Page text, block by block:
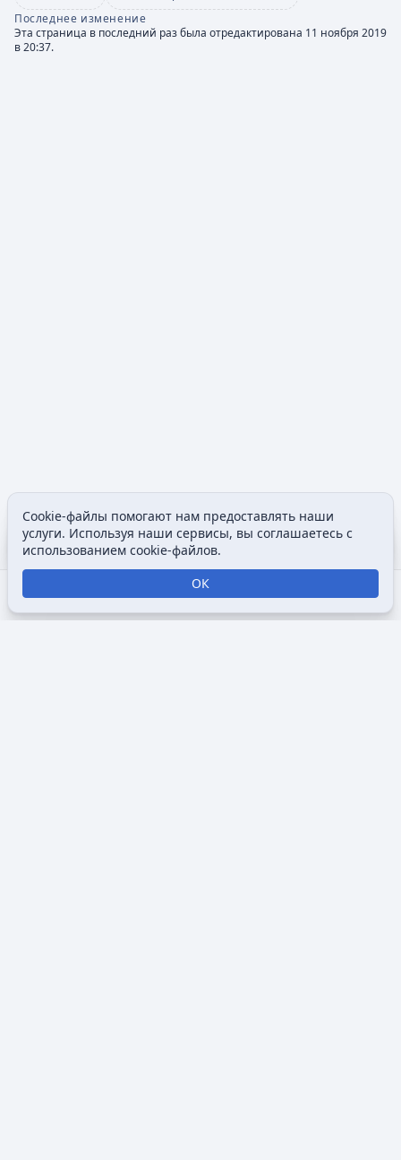
Открыть поиск
Открыть меню
Просмотры
Содержание
Последнее изменение
Эта страница в последний раз была отредактирована 11 ноября 2019
в 20:37.
Cookie-файлы помогают нам предоставлять наши
услуги. Используя наши сервисы, вы соглашаетесь с
использованием cookie-файлов.
ОК